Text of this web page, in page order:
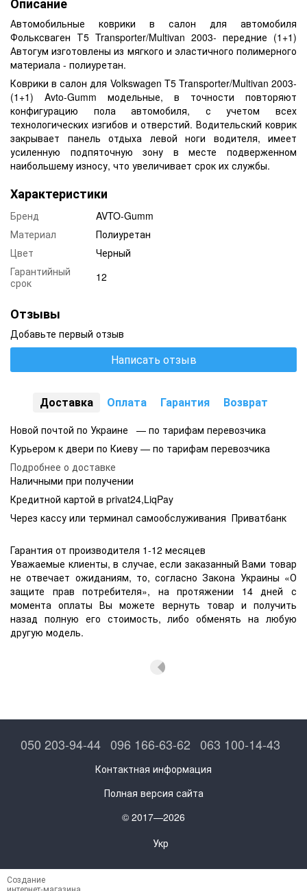
Автомобильные коврики в салон для автомобиля
Фольксваген Т5 Transporter/Multivan 2003- передние (1+1)
Автогум изготовлены из мягкого и эластичного полимерного
материала - полиуретан.
Коврики в салон для Volkswagen T5 Transporter/Multivan 2003-
(1+1) Avto-Gumm модельные, в точности повторяют
конфигурацию пола автомобиля, с учетом всех
технологических изгибов и отверстий. Водительский коврик
закрывает панель отдыха левой ноги водителя, имеет
усиленную подпяточную зону в месте подверженном
наибольшему износу, что увеличивает срок их службы.
Характеристики
Бренд
AVTO-Gumm
Материал
Полиуретан
Цвет
Черный
Гарантийный
срок
12
Отзывы
Добавьте первый отзыв
Написать отзыв
Доставка Оплата Гарантия Возврат
Новой почтой по Украине — по тарифам перевозчика
Курьером к двери по Киеву — по тарифам перевозчика
Подробнее о доставке
Наличными при получении
Кредитной картой в privat24,LiqPay
Через кассу или терминал самообслуживания Приватбанк
Гарантия от производителя 1-12 месяцев
Уважаемые клиенты, в случае, если заказанный Вами товар
не отвечает ожиданиям, то, согласно Закона Украины «О
защите прав потребителя», на протяжении 14 дней с
момента оплаты Вы можете вернуть товар и получить
назад полную его стоимость, либо обменять на любую
другую модель.
050 203-94-44 096 166-63-62 063 100-14-43
Контактная информация
Полная версия сайта
© 2017—2026
Укр
Создание